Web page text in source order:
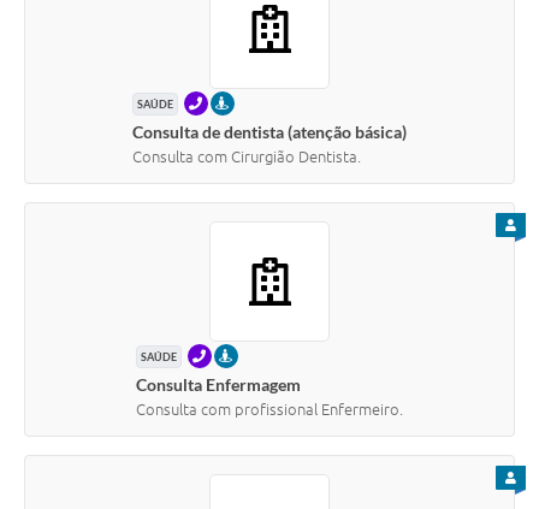
SAÚDE TELEFONEPRESENCIAL
Consulta de dentista (atenção básica)
Consulta com Cirurgião Dentista.
SAÚDE TELEFONEPRESENCIAL
Consulta Enfermagem
Consulta com profissional Enfermeiro.